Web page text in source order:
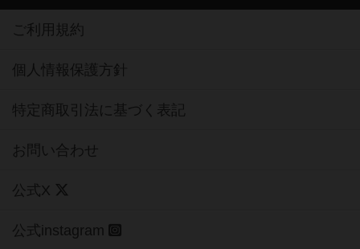
ご利用規約
個人情報保護方針
特定商取引法に基づく表記
お問い合わせ
公式X
公式instagram